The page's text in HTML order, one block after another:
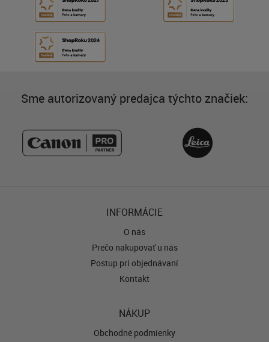
Sme autorizovaný predajca týchto značiek:
INFORMÁCIE
O nás
Prečo nakupovať u nás
Postup pri objednávaní
Kontakt
NÁKUP
Obchodné podmienky